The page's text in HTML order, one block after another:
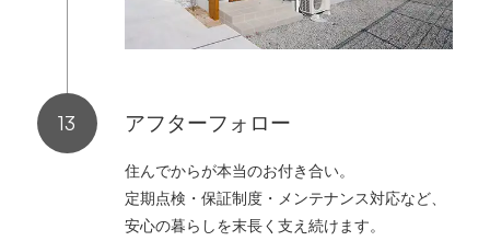
アフターフォロー
住んでからが本当のお付き合い。
定期点検・保証制度・メンテナンス対応など、
安心の暮らしを末長く支え続けます。